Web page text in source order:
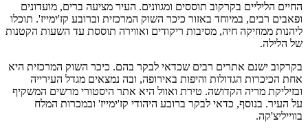
החיים הליליים בקרקוב תוססים ומגוונים. העיר מציעה ברים, מועדונים
ופאבים רבים, במיוחד באזור כיכר השוק המרכזית וברובע קז'ימייז'. תוכלו
ליהנות ממוזיקה חיה, מסיבות ריקודים ואווירה תוססת עד השעות הקטנות
של הלילה.
בקרקוב ישנם אתרים רבים שכדאי לבקר בהם. כיכר השוק המרכזית היא
אחת הכיכרות הגדולות והיפות באירופה, ובה נמצאים מגדל העירייה
ובזיליקת מריה הקדושה. טירת ואוול היא אתר היסטורי מרשים המשקיף
על העיר. בנוסף, כדאי לבקר ברובע היהודי קז'ימייז' ובמכרות המלח
בווייליצ'קה.